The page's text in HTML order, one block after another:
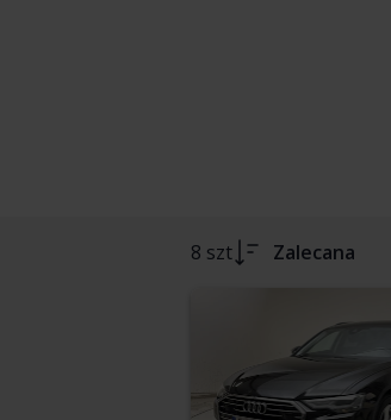
8 szt Zalecana